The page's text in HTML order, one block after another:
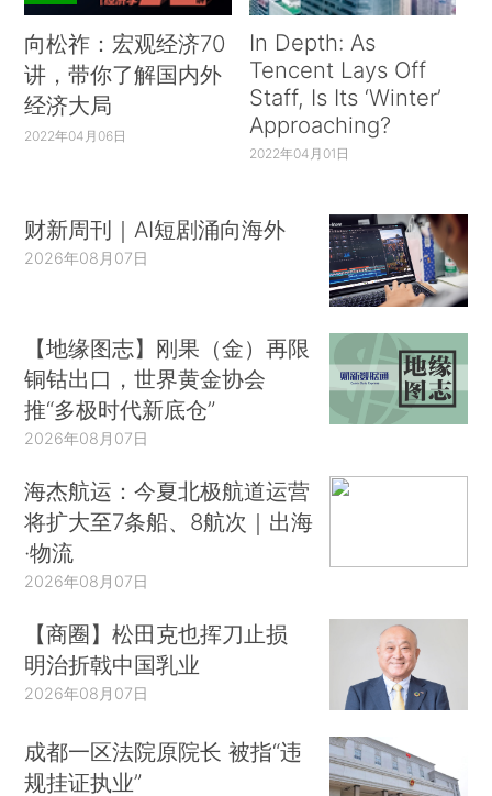
向松祚：宏观经济70
讲，带你了解国内外
经济大局
2022年04月06日
In Depth: As
Tencent Lays Off
Staff, Is Its ‘Winter’
Approaching?
2022年04月01日
财新周刊｜AI短剧涌向海外
2026年08月07日
【地缘图志】刚果（金）再限
铜钴出口，世界黄金协会
推“多极时代新底仓”
2026年08月07日
海杰航运：今夏北极航道运营
将扩大至7条船、8航次｜出海
·物流
2026年08月07日
【商圈】松田克也挥刀止损
明治折戟中国乳业
2026年08月07日
成都一区法院原院长 被指“违
规挂证执业”